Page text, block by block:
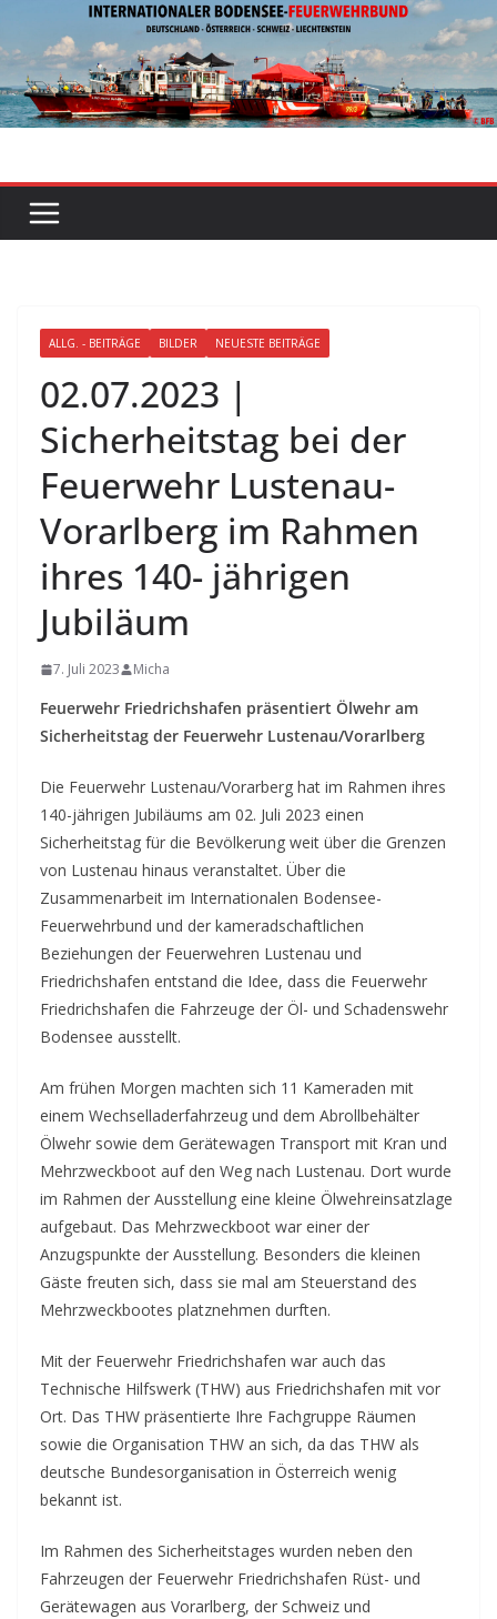
Inhalt
springen
ALLG. - BEITRÄGE BILDER NEUESTE BEITRÄGE
02.07.2023 |
Sicherheitstag bei der
Feuerwehr Lustenau-
Vorarlberg im Rahmen
ihres 140- jährigen
Jubiläum
7. Juli 2023 Micha
Feuerwehr Friedrichshafen präsentiert Ölwehr am
Sicherheitstag der Feuerwehr Lustenau/Vorarlberg
Die Feuerwehr Lustenau/Vorarberg hat im Rahmen ihres
140-jährigen Jubiläums am 02. Juli 2023 einen
Sicherheitstag für die Bevölkerung weit über die Grenzen
von Lustenau hinaus veranstaltet. Über die
Zusammenarbeit im Internationalen Bodensee-
Feuerwehrbund und der kameradschaftlichen
Beziehungen der Feuerwehren Lustenau und
Friedrichshafen entstand die Idee, dass die Feuerwehr
Friedrichshafen die Fahrzeuge der Öl- und Schadenswehr
Bodensee ausstellt.
Am frühen Morgen machten sich 11 Kameraden mit
einem Wechselladerfahrzeug und dem Abrollbehälter
Ölwehr sowie dem Gerätewagen Transport mit Kran und
Mehrzweckboot auf den Weg nach Lustenau. Dort wurde
im Rahmen der Ausstellung eine kleine Ölwehreinsatzlage
aufgebaut. Das Mehrzweckboot war einer der
Anzugspunkte der Ausstellung. Besonders die kleinen
Gäste freuten sich, dass sie mal am Steuerstand des
Mehrzweckbootes platznehmen durften.
Mit der Feuerwehr Friedrichshafen war auch das
Technische Hilfswerk (THW) aus Friedrichshafen mit vor
Ort. Das THW präsentierte Ihre Fachgruppe Räumen
sowie die Organisation THW an sich, da das THW als
deutsche Bundesorganisation in Österreich wenig
bekannt ist.
Im Rahmen des Sicherheitstages wurden neben den
Fahrzeugen der Feuerwehr Friedrichshafen Rüst- und
Gerätewagen aus Vorarlberg, der Schweiz und